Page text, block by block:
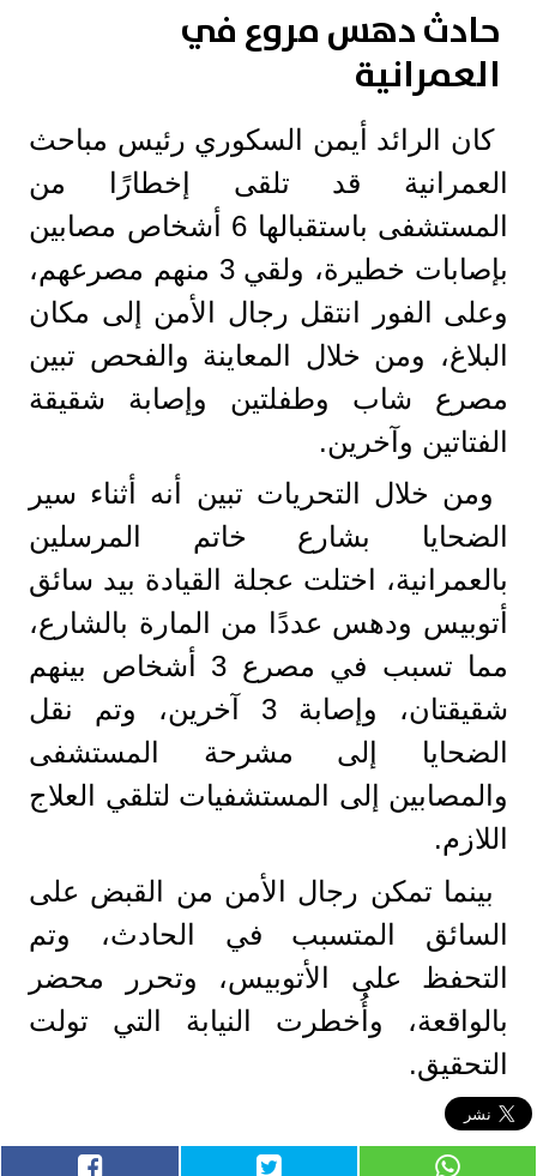
حادث دهس مروع في
العمرانية
كان الرائد أيمن السكوري رئيس مباحث
العمرانية قد تلقى إخطارًا من
المستشفى باستقبالها 6 أشخاص مصابين
بإصابات خطيرة، ولقي 3 منهم مصرعهم،
وعلى الفور انتقل رجال الأمن إلى مكان
البلاغ، ومن خلال المعاينة والفحص تبين
مصرع شاب وطفلتين وإصابة شقيقة
الفتاتين وآخرين.
ومن خلال التحريات تبين أنه أثناء سير
الضحايا بشارع خاتم المرسلين
بالعمرانية، اختلت عجلة القيادة بيد سائق
أتوبيس ودهس عددًا من المارة بالشارع،
مما تسبب في مصرع 3 أشخاص بينهم
شقيقتان، وإصابة 3 آخرين، وتم نقل
الضحايا إلى مشرحة المستشفى
والمصابين إلى المستشفيات لتلقي العلاج
اللازم.
بينما تمكن رجال الأمن من القبض على
السائق المتسبب في الحادث، وتم
التحفظ على الأتوبيس، وتحرر محضر
بالواقعة، وأُخطرت النيابة التي تولت
التحقيق.